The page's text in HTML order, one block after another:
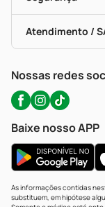
Troca E Devolução
Bulas De A A Z
Políticas De
Testes Rápidos
Autoteste Covid-
Certificado De
Portal Da
Atendimento /
WhatsApp (47)
Nossas redes
Baixe nosso APP
As informações contidas
substituem, em hipótese